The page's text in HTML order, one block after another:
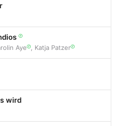
ⓡ
Ayeⓡ Katja Patzerⓡ
wird